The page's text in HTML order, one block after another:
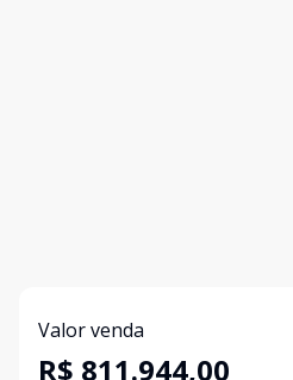
Valor venda
R$ 811.944,00